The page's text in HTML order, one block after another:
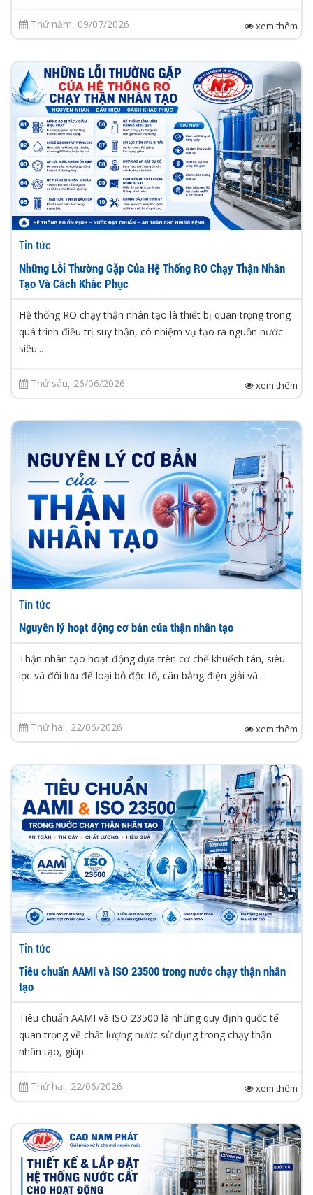
Thứ năm, 09/07/2026 xem thêm
Tin tức
Những Lỗi Thường Gặp Của Hệ Thống RO Chạy Thận Nhân
Tạo Và Cách Khắc Phục
Hệ thống RO chạy thận nhân tạo là thiết bị quan trọng trong
quá trình điều trị suy thận, có nhiệm vụ tạo ra nguồn nước
siêu...
Thứ sáu, 26/06/2026 xem thêm
Tin tức
Nguyên lý hoạt động cơ bản của thận nhân tạo
Thận nhân tạo hoạt động dựa trên cơ chế khuếch tán, siêu
lọc và đối lưu để loại bỏ độc tố, cân bằng điện giải và...
Thứ hai, 22/06/2026 xem thêm
Tin tức
Tiêu chuẩn AAMI và ISO 23500 trong nước chạy thận nhân
tạo
Tiêu chuẩn AAMI và ISO 23500 là những quy định quốc tế
quan trọng về chất lượng nước sử dụng trong chạy thận
nhân tạo, giúp...
Thứ hai, 22/06/2026 xem thêm